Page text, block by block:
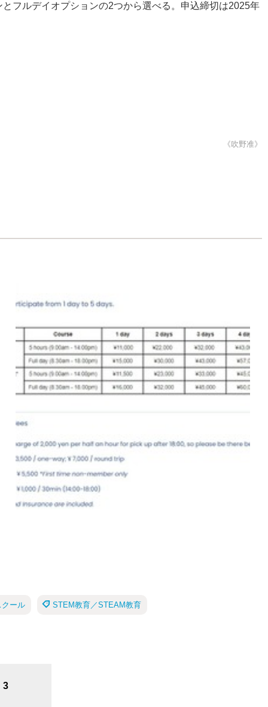
フルデイオプションの2つから選べる。申込締切は2025年
《吹野准》
クール STEM教育／STEAM教育
3